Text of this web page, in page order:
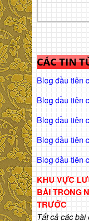
CÁC TIN
Blog đầu tiên
Blog đầu tiên
Blog dầu tiên
Blog dầu tiên
Blog dầu tiên
KHU VỰC
BÀITRONG
TRƯỚC
Tất cả các bài